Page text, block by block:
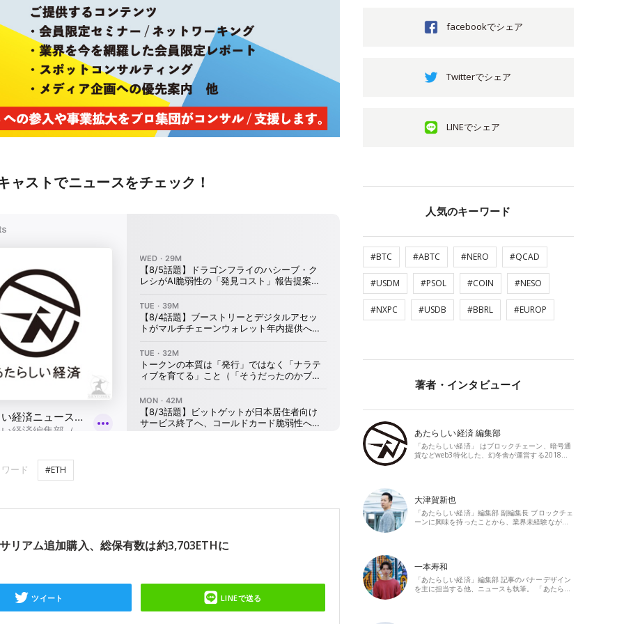
ャストでニュースをチェック！
ード #ETH
リアム追加購入、総保有数は約3,703ETHに
ツイート LINEで送る
facebookでシェア
Twitterでシェア
LINEでシェア
人気のキーワード
#BTC #ABTC #NERO #QCAD
#USDM #PSOL #COIN #NESO
#NXPC #USDB #BBRL #EUROP
著者・インタビューイ
あたらしい経済 編集部
「あたらしい経済」 はブロックチェーン、暗号通
貨などweb3特化した、幻冬舎が運営する2018…
大津賀新也
「あたらしい経済」編集部 副編集長 ブロックチェ
ーンに興味を持ったことから、業界未経験なが…
一本寿和
「あたらしい経済」編集部 記事のバナーデザイン
を主に担当する他、ニュースも執筆。 「あたら…